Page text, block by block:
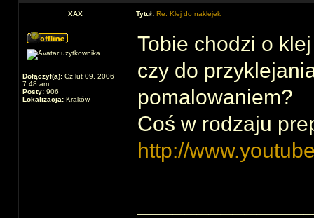
XAX Tytuł: Re: Klej do naklejek
Dołączył(a): Cz lut 09, 2006
7:48 am
Posty: 906
Lokalizacja: Kraków
Tobie chodzi o
czy do
pomalowaniem?
Coś w rodzaju
http://